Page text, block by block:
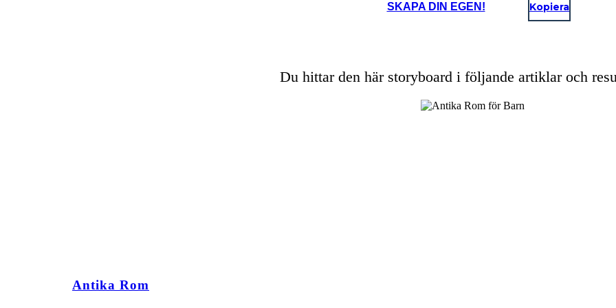
SKAPA DIN EGEN! Kopiera
Du hittar den här storyboard i följande artiklar och
Antika Rom